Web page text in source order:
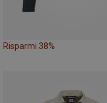
Risparmi 38%